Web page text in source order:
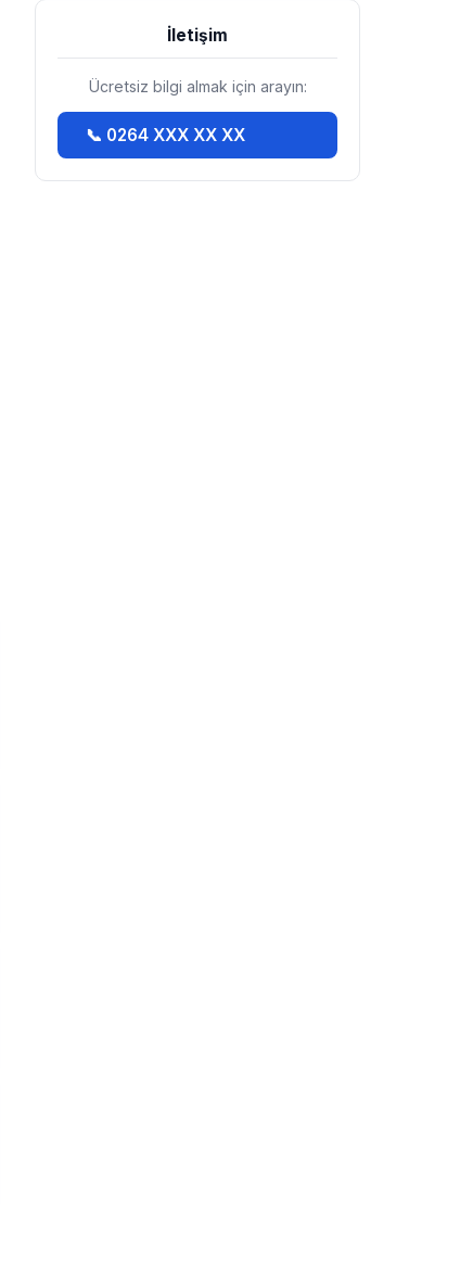
İletişim
Ücretsiz bilgi almak için arayın:
📞 0264 XXX XX XX